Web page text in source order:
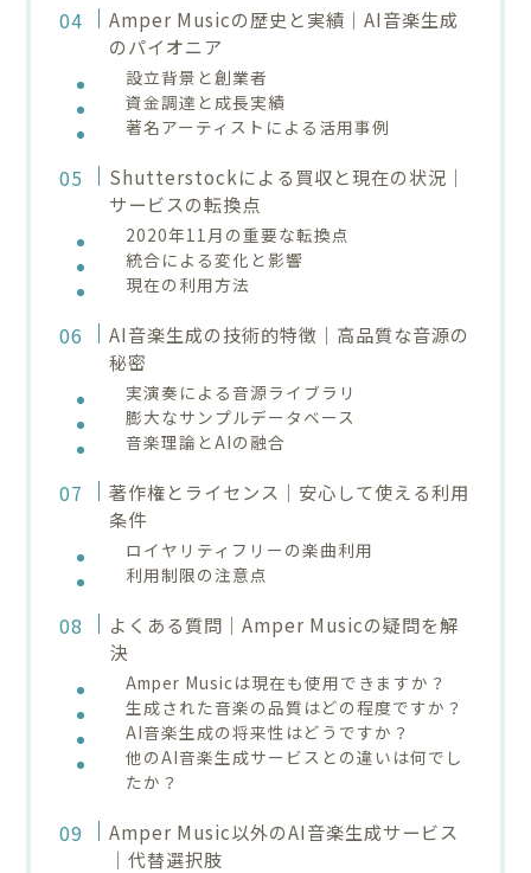
Amper Musicの歴史と実績｜AI音楽生成
のパイオニア
設立背景と創業者
資金調達と成長実績
著名アーティストによる活用事例
Shutterstockによる買収と現在の状況｜
サービスの転換点
2020年11月の重要な転換点
統合による変化と影響
現在の利用方法
AI音楽生成の技術的特徴｜高品質な音源の
秘密
実演奏による音源ライブラリ
膨大なサンプルデータベース
音楽理論とAIの融合
著作権とライセンス｜安心して使える利用
条件
ロイヤリティフリーの楽曲利用
利用制限の注意点
よくある質問｜Amper Musicの疑問を解
決
Amper Musicは現在も使用できますか？
生成された音楽の品質はどの程度ですか？
AI音楽生成の将来性はどうですか？
他のAI音楽生成サービスとの違いは何でし
たか？
Amper Music以外のAI音楽生成サービス
｜代替選択肢